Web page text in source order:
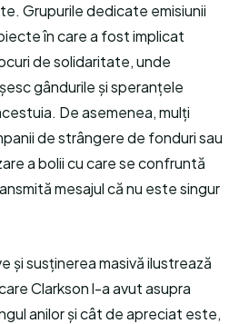
Grupurile dedicate emisiunii
în care a fost implicat
de solidaritate, unde
gândurile și speranțele
De asemenea, mulți
de strângere de fonduri sau
a bolii cu care se confruntă
mesajul că nu este singur
și susținerea masivă ilustrează
Clarkson l-a avut asupra
anilor și cât de apreciat este,